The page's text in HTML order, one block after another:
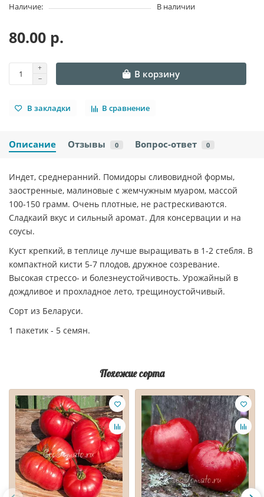
Наличие:
В наличии
80.00 р.
В корзину
В закладки В сравнение
Описание Отзывы 0 Вопрос-ответ 0
Индет, среднеранний. Помидоры сливовидной формы,
заостренные, малиновые с жемчужным муаром, массой
100-150 грамм. Очень плотные, не растрескиваются.
Сладкаий вкус и сильный аромат. Для консервации и на
соусы.
Куст крепкий, в теплице лучше выращивать в 1-2 стебля. В
компактной кисти 5-7 плодов, дружное созревание.
Высокая стрессо- и болезнеустойчивость. Урожайный в
дождливое и прохладное лето, трещиноустойчивый.
Сорт из Беларуси.
1 пакетик - 5 семян.
Похожие сорта